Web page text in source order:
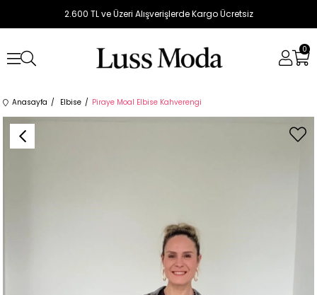
2.600 TL ve Üzeri Alışverişlerde Kargo Ücretsiz
0
Anasayfa Elbise Piraye Moal Elbise Kahverengi